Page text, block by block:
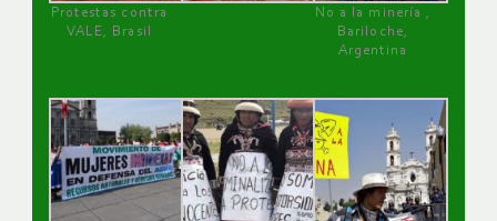
Protestas contra
VALE, Brasil
No a la minería ,
Bariloche,
Argentina